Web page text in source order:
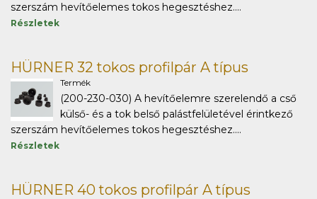
szerszám hevítőelemes tokos hegesztéshez....
Részletek
HÜRNER 32 tokos profilpár A típus
Termék
(200-230-030) A hevítőelemre szerelendő a cső
külső- és a tok belső palástfelületével érintkező
szerszám hevítőelemes tokos hegesztéshez....
Részletek
HÜRNER 40 tokos profilpár A típus